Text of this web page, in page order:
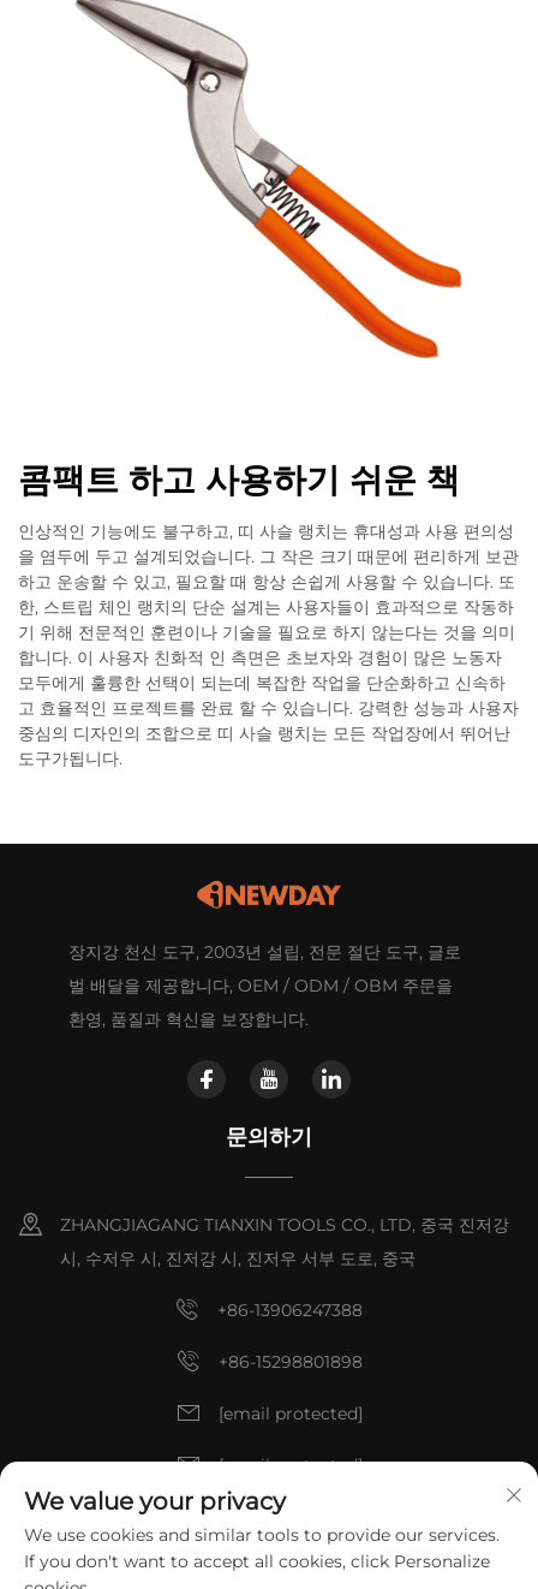
콤팩트 하고 사용하기 쉬운 책
인상적인 기능에도 불구하고, 띠 사슬 랭치는 휴대성과 사용 편의성
을 염두에 두고 설계되었습니다. 그 작은 크기 때문에 편리하게 보관
하고 운송할 수 있고, 필요할 때 항상 손쉽게 사용할 수 있습니다. 또
한, 스트립 체인 랭치의 단순 설계는 사용자들이 효과적으로 작동하
기 위해 전문적인 훈련이나 기술을 필요로 하지 않는다는 것을 의미
합니다. 이 사용자 친화적 인 측면은 초보자와 경험이 많은 노동자
모두에게 훌륭한 선택이 되는데 복잡한 작업을 단순화하고 신속하
고 효율적인 프로젝트를 완료 할 수 있습니다. 강력한 성능과 사용자
중심의 디자인의 조합으로 띠 사슬 랭치는 모든 작업장에서 뛰어난
도구가됩니다.
장지강 천신 도구, 2003년 설립, 전문 절단 도구, 글로
벌 배달을 제공합니다, OEM / ODM / OBM 주문을
환영, 품질과 혁신을 보장합니다.
문의하기
ZHANGJIAGANG TIANXIN TOOLS CO., LTD, 중국 진저강
시, 수저우 시, 진저강 시, 진저우 서부 도로, 중국
+86-13906247388
+86-15298801898
[email protected]
[email protected]
저작권 © 2025 중국 ZHANGJIAGANG TIANXIN TOOLS CO., LTD. 모
든 권리 예약. 개인정보 보호정책
We value your privacy
We use cookies and similar tools to provide our services.
If you don't want to accept all cookies, click Personalize